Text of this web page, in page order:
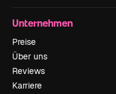
Unternehmen
Preise
Über uns
Reviews
Karriere